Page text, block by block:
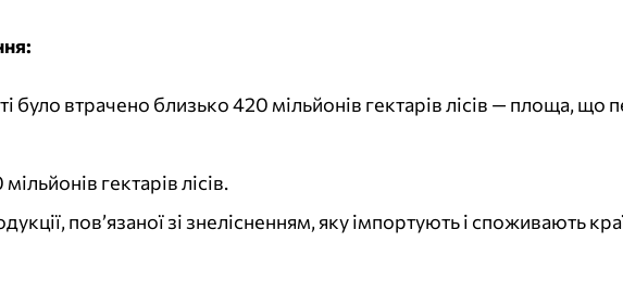
було втрачено близько 420 мільйонів гектарів лісів — площа,
гектарів лісів.
пов’язаної зі знелісненням, яку імпортують і споживають